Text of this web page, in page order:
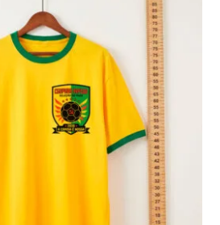
R$ 278,99.R$ 237,14.